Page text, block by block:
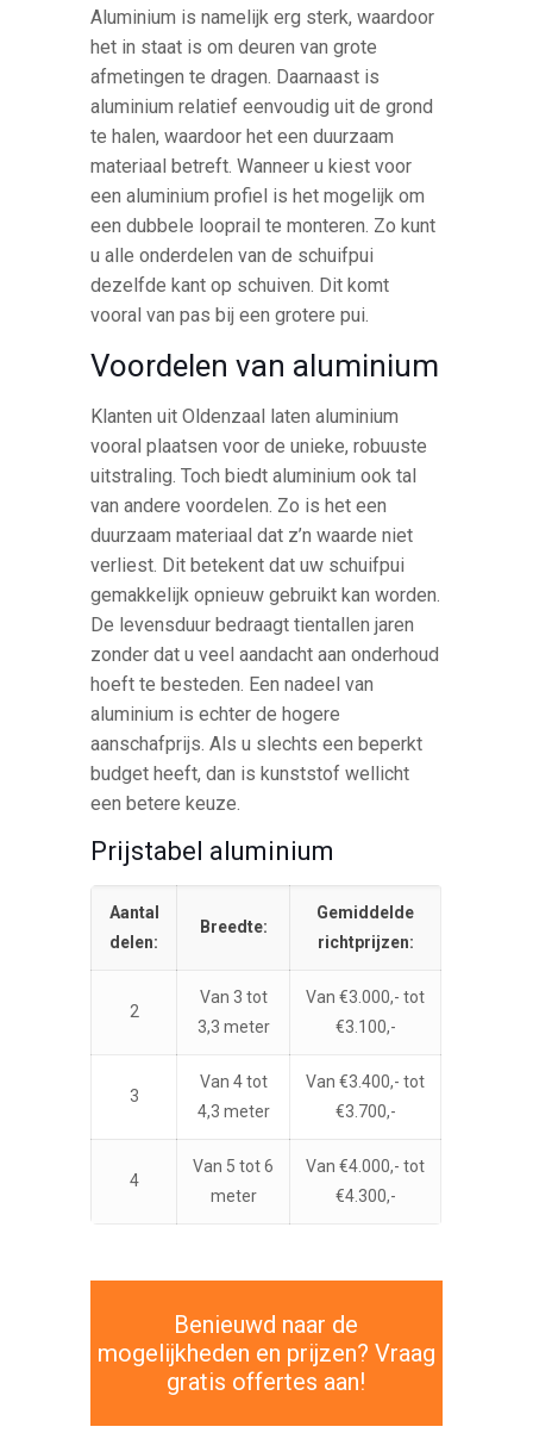
Aluminium is namelijk erg sterk, waardoor
het in staat is om deuren van grote
afmetingen te dragen. Daarnaast is
aluminium relatief eenvoudig uit de grond
te halen, waardoor het een duurzaam
materiaal betreft. Wanneer u kiest voor
een aluminium profiel is het mogelijk om
een dubbele looprail te monteren. Zo kunt
u alle onderdelen van de schuifpui
dezelfde kant op schuiven. Dit komt
vooral van pas bij een grotere pui.
Voordelen van aluminium
Klanten uit Oldenzaal laten aluminium
vooral plaatsen voor de unieke, robuuste
uitstraling. Toch biedt aluminium ook tal
van andere voordelen. Zo is het een
duurzaam materiaal dat z’n waarde niet
verliest. Dit betekent dat uw schuifpui
gemakkelijk opnieuw gebruikt kan worden.
De levensduur bedraagt tientallen jaren
zonder dat u veel aandacht aan onderhoud
hoeft te besteden. Een nadeel van
aluminium is echter de hogere
aanschafprijs. Als u slechts een beperkt
budget heeft, dan is kunststof wellicht
een betere keuze.
Prijstabel aluminium
Aantal
delen:
Breedte:
Gemiddelde
richtprijzen:
2
Van 3 tot
3,3 meter
Van €3.000,- tot
€3.100,-
3
Van 4 tot
4,3 meter
Van €3.400,- tot
€3.700,-
4
Van 5 tot 6
meter
Van €4.000,- tot
€4.300,-
Benieuwd naar de
mogelijkheden en prijzen? Vraag
gratis offertes aan!